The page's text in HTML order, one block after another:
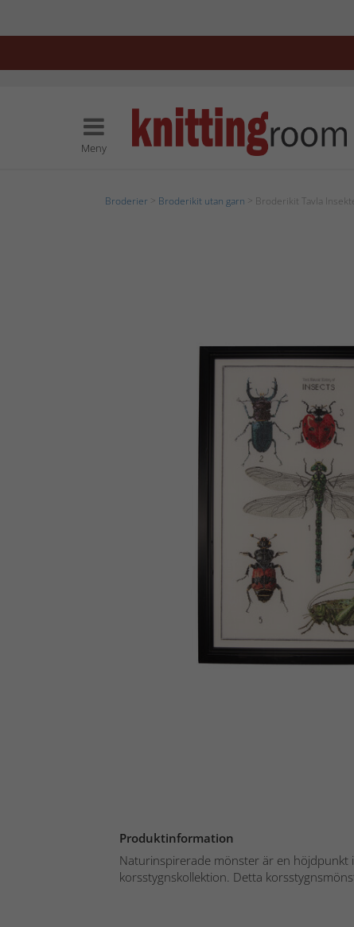
Meny
Broderier Broderikit utan garn > Broderikit Tavla
Produktinformation
Naturinspirerade mönster är en höjdpunkt
korsstygnskollektion. Detta